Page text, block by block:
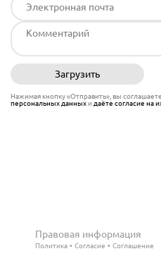
Загрузить
Нажимая кнопку «Отправить», вы
персональных данныхи даёте согласие на
Правовая информация
Политика Согласие Соглашение